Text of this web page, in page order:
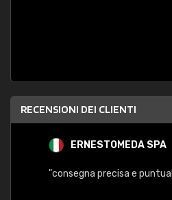
RECENSIONI DEI CLIENTI
ERNESTOMEDA SPA
"consegna precisa e